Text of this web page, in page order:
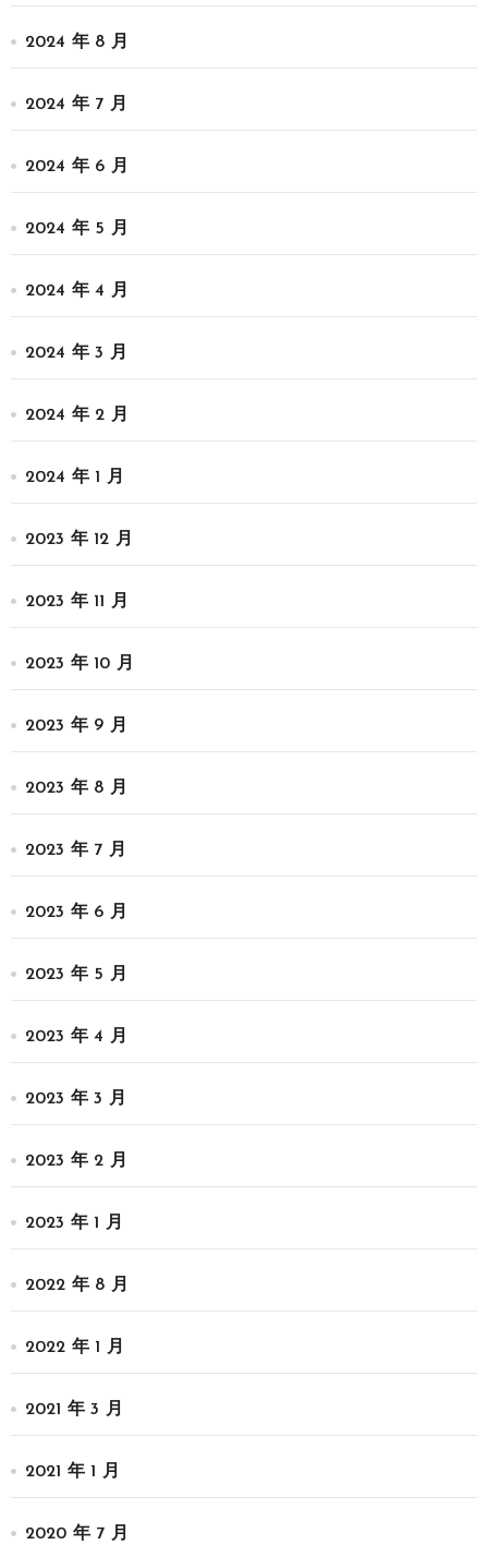
2024 年 8 月
2024 年 7 月
2024 年 6 月
2024 年 5 月
2024 年 4 月
2024 年 3 月
2024 年 2 月
2024 年 1 月
2023 年 12 月
2023 年 11 月
2023 年 10 月
2023 年 9 月
2023 年 8 月
2023 年 7 月
2023 年 6 月
2023 年 5 月
2023 年 4 月
2023 年 3 月
2023 年 2 月
2023 年 1 月
2022 年 8 月
2022 年 1 月
2021 年 3 月
2021 年 1 月
2020 年 7 月